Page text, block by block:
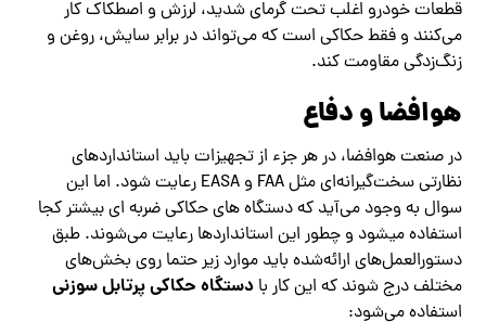
قطعات خودرو اغلب تحت گرمای شدید، لرزش و اصطکاک کار
می‌کنند و فقط حکاکی است که می‌تواند در برابر سایش، روغن و
زنگ‌زدگی مقاومت ‌کند.
هوافضا و دفاع
در صنعت هوافضا، در هر جزء از تجهیزات باید استانداردهای
نظارتی سخت‌گیرانه‌ای مثل FAA و EASA رعایت شود. اما این
سوال به وجود می‌آید که دستگاه های حکاکی ضربه ای بیشتر کجا
استفاده میشود و چطور این استانداردها رعایت می‌شوند. طبق
دستورالعمل‌های ارائه‌شده باید موارد زیر حتما روی بخش‌های
مختلف درج شوند که این کار با دستگاه حکاکی پرتابل سوزنی
استفاده می‌شود: